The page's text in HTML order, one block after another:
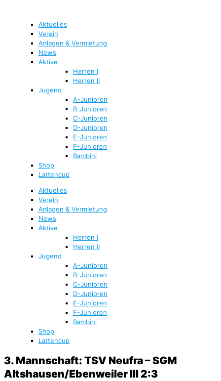
Aktuelles
Verein
Anlagen & Vermietung
News
Aktive
Herren I
Herren II
Jugend
A-Junioren
B-Junioren
C-Junioren
D-Junioren
E-Junioren
F-Junioren
Bambini
Shop
Lattencup
Aktuelles
Verein
Anlagen & Vermietung
News
Aktive
Herren I
Herren II
Jugend
A-Junioren
B-Junioren
C-Junioren
D-Junioren
E-Junioren
F-Junioren
Bambini
Shop
Lattencup
3. Mannschaft: TSV Neufra – SGM
Altshausen/Ebenweiler III 2:3